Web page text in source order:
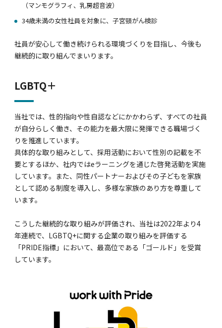
（マンモグラフィ、乳房超音波）
34歳未満の女性社員を対象に、子宮頸がん検診
社員が安心して働き続けられる環境づくりを目指し、今後も
継続的に取り組んでまいります。
LGBTQ＋
当社では、性的指向や性自認などにかかわらず、すべての社員
が自分らしく働き、その能力を最大限に発揮できる職場づく
りを推進しています。
具体的な取り組みとして、採用活動において性別の記載を不
要とするほか、社内ではeラーニングを通じた啓発活動を実施
しています。また、同性パートナーおよびその子どもを家族
として認める制度を導入し、多様な家族のあり方を尊重して
います。
こうした継続的な取り組みが評価され、当社は2022年より4
年連続で、LGBTQ+に関する企業の取り組みを評価する
「PRIDE指標」において、最高位である「ゴールド」を受賞
しています。